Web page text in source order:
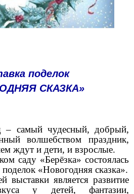
поделок
СКАЗКА»
– самый чудесный, добрый,
волшебством праздник,
ждут и дети, и взрослые.
«Берёзка» состоялась
«Новогодняя сказка».
является развитие
у детей, фантазии,